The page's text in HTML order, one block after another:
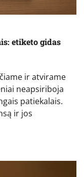
etiketo gidas
ir atvirame
neapsiriboja
patiekalais.
ir jos